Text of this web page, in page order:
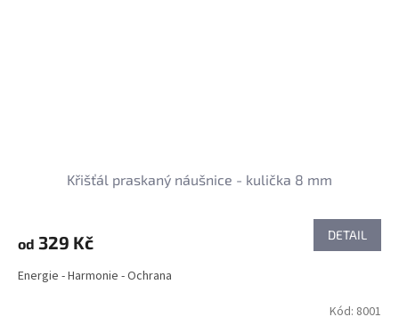
Křišťál praskaný náušnice - kulička 8 mm
od 329 Kč DETAIL
Energie - Harmonie - Ochrana
Kód: 8001